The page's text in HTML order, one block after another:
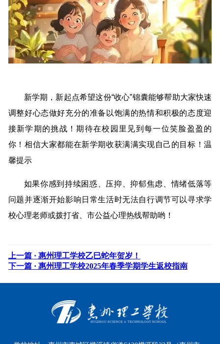
新学期，新起点希望这份“收心”锦囊能够帮助大家快速
调整好心态做好充分的准备以饱满的热情和积极的态度迎
接新学期的挑战！期待在校园里见到每一位笑脸盈盈的
你！相信大家都能在新学期收获满满实现自己的目标！温
馨提示
如果你感到持续困惑、压抑、抑郁焦虑、情绪低落等
问题并逐渐开始影响日常生活时无法自行调节可以寻求学
校心理老师或拨打省、市公益心理热线帮助哟！
上一篇 · 惠州理工学校乙巳蛇年贺岁！
下一篇 · 惠州理工学校2025年春季学期学生返校指南